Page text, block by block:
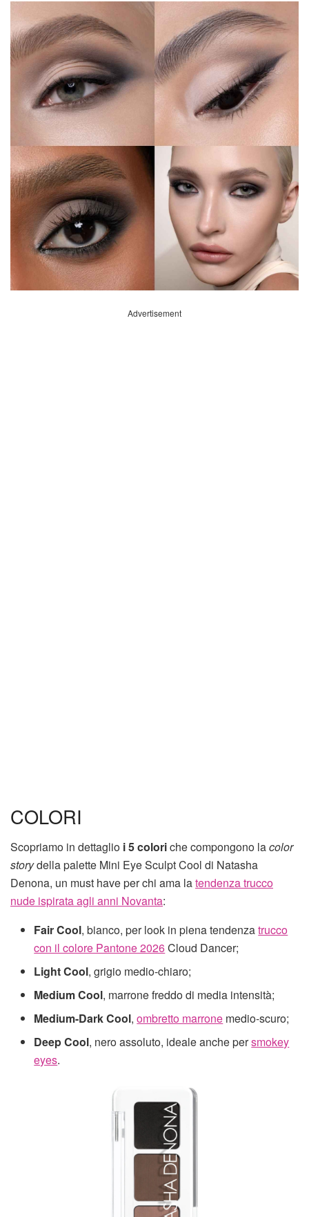
Advertisement
COLORI
Scopriamo in dettaglio i 5 coloriche compongono lacolor
storydella palette Mini Eye Sculpt Cool di Natasha
Denona, un must have per chi ama latendenza trucco
nude ispirata agli anni Novanta:
Fair Cool, bianco, per look in piena tendenzatrucco
con il colore Pantone 2026Cloud Dancer;
Light Cool, grigio medio-chiaro;
Medium Cool, marrone freddo di media intensità;
Medium-Dark Cool,ombretto marrone medio-scuro;
Deep Cool, nero assoluto, ideale anche persmokey
eyes.